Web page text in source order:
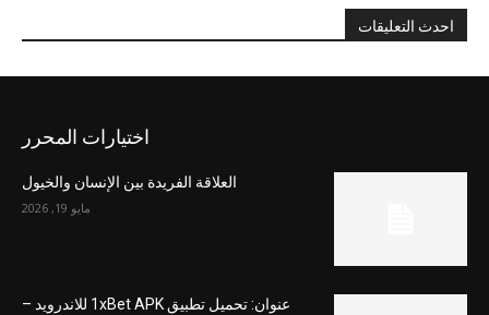
احدث التعليقات
اختيارات المحرر
العلاقة الفريدة بين الإنسان والخيول
مايو 19, 2026
عنوان: تحميل تطبيق 1xBet APK للاندرويد –